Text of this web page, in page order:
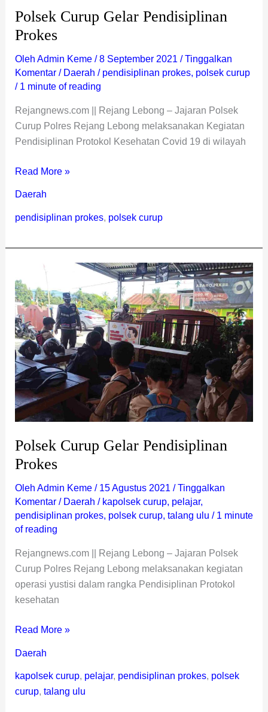
Polsek Curup Gelar Pendisiplinan
Prokes
Oleh Admin Keme /8 September 2021 /Tinggalkan
Komentar / Daerah / pendisiplinan prokes, polsek curup
/ 1 minute of reading
Rejangnews.com || Rejang Lebong – Jajaran Polsek
Curup Polres Rejang Lebong melaksanakan Kegiatan
Pendisiplinan Protokol Kesehatan Covid 19 di wilayah
Read More »
Daerah
pendisiplinan prokes, polsek curup
Polsek Curup Gelar Pendisiplinan
Prokes
Oleh Admin Keme / 15 Agustus 2021 /Tinggalkan
Komentar / Daerah / kapolsek curup, pelajar,
pendisiplinan prokes, polsek curup, talang ulu / 1 minute
of reading
Rejangnews.com || Rejang Lebong – Jajaran Polsek
Curup Polres Rejang Lebong melaksanakan kegiatan
operasi yustisi dalam rangka Pendisiplinan Protokol
kesehatan
Curup
Gelar
Pendisiplinan
Prokes
Read More »
Daerah
kapolsek curup, pelajar, pendisiplinan prokes, polsek
curup, talang ulu